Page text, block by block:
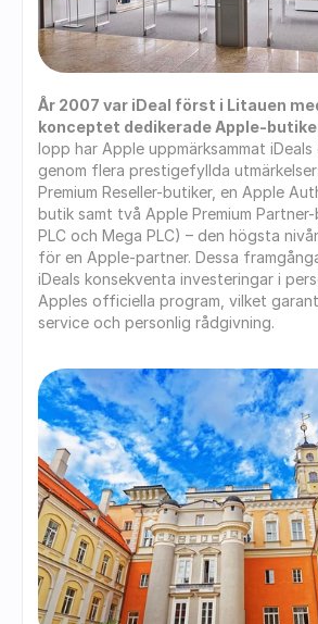
År 2007 var iDeal först i Litauen
konceptet dedikerade Apple-
lopp har Apple uppmärksammat iDeals
genom flera prestigefyllda
Premium Reseller-butiker, en Apple
butik samt två Apple Premium
PLC och Mega PLC) – den högsta
för en Apple-partner. Dessa
iDeals konsekventa investeringar i
Apples officiella program, vilket
service och personlig rådgivning.